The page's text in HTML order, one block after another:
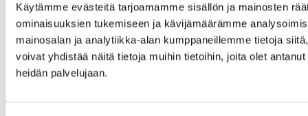
Käytämme evästeitä tarjoamamme sisällön ja mainosten
ominaisuuksien tukemiseen ja kävijämäärämme
mainosalan ja analytiikka-alan kumppaneillemme tietoja
voivat yhdistää näitä tietoja muihin tietoihin, joita olet
heidän palvelujaan.
Lisätietoja:
Anne Puolanne, APFI:n Kestävän kehityksen hankepäällikkö
anne.puolanne@apfi.fi
Kaisa ”Kaika” Astikainen: